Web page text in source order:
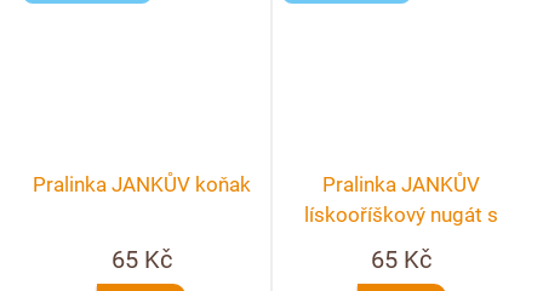
Pralinka JANKŮV koňak
65 Kč
Pralinka JANKŮV
lískooříškový nugát s
lískovým ořechem
65 Kč